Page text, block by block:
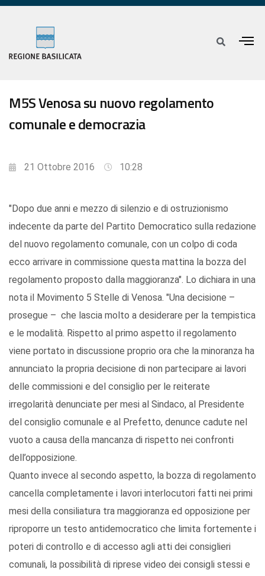
M5S Venosa su nuovo regolamento
comunale e democrazia
21 Ottobre 2016 10:28
"Dopo due anni e mezzo di silenzio e di ostruzionismo
indecente da parte del Partito Democratico sulla redazione
del nuovo regolamento comunale, con un colpo di coda
ecco arrivare in commissione questa mattina la bozza del
regolamento proposto dalla maggioranza". Lo dichiara in una
nota il Movimento 5 Stelle di Venosa. "Una decisione –
prosegue – che lascia molto a desiderare per la tempistica
e le modalità. Rispetto al primo aspetto il regolamento
viene portato in discussione proprio ora che la minoranza ha
annunciato la propria decisione di non partecipare ai lavori
delle commissioni e del consiglio per le reiterate
irregolarità denunciate per mesi al Sindaco, al Presidente
del consiglio comunale e al Prefetto, denunce cadute nel
vuoto a causa della mancanza di rispetto nei confronti
dell’opposizione.
Quanto invece al secondo aspetto, la bozza di regolamento
cancella completamente i lavori interlocutori fatti nei primi
mesi della consiliatura tra maggioranza ed opposizione per
riproporre un testo antidemocratico che limita fortemente i
poteri di controllo e di accesso agli atti dei consiglieri
comunali, la possibilità di riprese video dei consigli stessi e